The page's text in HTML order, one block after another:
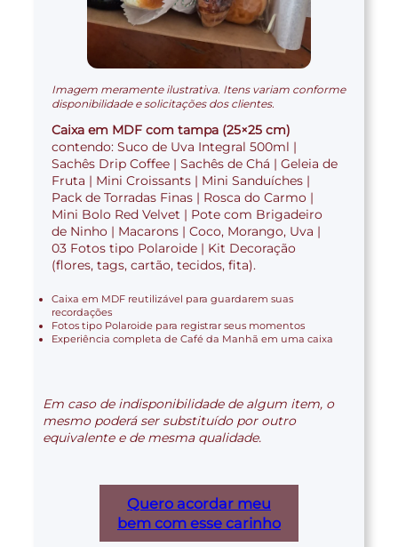
Imagem meramente ilustrativa. Itens variam conforme
disponibilidade e solicitações dos clientes.
Caixa em MDF com tampa (25×25 cm)
contendo: Suco de Uva Integral 500ml |
Sachês Drip Coffee | Sachês de Chá | Geleia de
Fruta | Mini Croissants | Mini Sanduíches |
Pack de Torradas Finas | Rosca do Carmo |
Mini Bolo Red Velvet | Pote com Brigadeiro
de Ninho | Macarons | Coco, Morango, Uva |
03 Fotos tipo Polaroide | Kit Decoração
(flores, tags, cartão, tecidos, fita).
Caixa em MDF reutilizável para guardarem suas
recordações
Fotos tipo Polaroide para registrar seus momentos
Experiência completa de Café da Manhã em uma caixa
Em caso de indisponibilidade de algum item, o
mesmo poderá ser substituído por outro
equivalente e de mesma qualidade.
Quero acordar meu
bem com esse carinho